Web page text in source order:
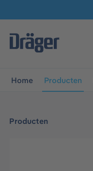
Home Producten
Producten